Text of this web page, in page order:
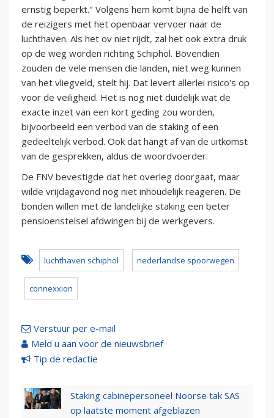
ernstig beperkt." Volgens hem komt bijna de helft van
de reizigers met het openbaar vervoer naar de
luchthaven. Als het ov niet rijdt, zal het ook extra druk
op de weg worden richting Schiphol. Bovendien
zouden de vele mensen die landen, niet weg kunnen
van het vliegveld, stelt hij. Dat levert allerlei risico's op
voor de veiligheid. Het is nog niet duidelijk wat de
exacte inzet van een kort geding zou worden,
bijvoorbeeld een verbod van de staking of een
gedeeltelijk verbod. Ook dat hangt af van de uitkomst
van de gesprekken, aldus de woordvoerder.
De FNV bevestigde dat het overleg doorgaat, maar
wilde vrijdagavond nog niet inhoudelijk reageren. De
bonden willen met de landelijke staking een beter
pensioenstelsel afdwingen bij de werkgevers.
luchthaven schiphol nederlandse spoorwegen
connexxion
Verstuur per e-mail
Meld u aan voor de nieuwsbrief
Tip de redactie
Staking cabinepersoneel Noorse tak SAS
op laatste moment afgeblazen